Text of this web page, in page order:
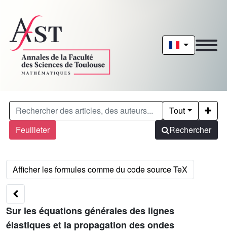
Feuilleter
Tout
Rechercher
Sur les équations générales des lignes
élastiques et la propagation des ondes